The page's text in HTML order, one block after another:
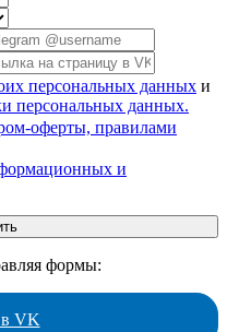
персональных данных и
персональных данных.
оферты, правилами
и
формы:
в VK